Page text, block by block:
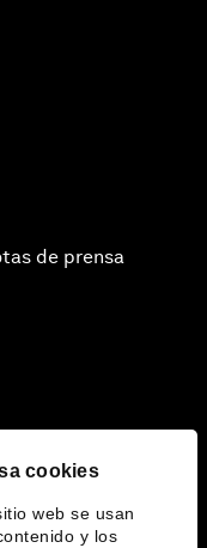
cookies
web se usan
y los
de prensa